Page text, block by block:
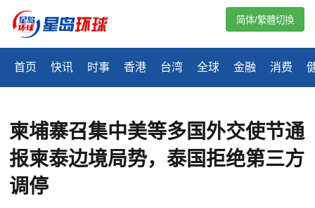
首页 快讯 时事 香港 台湾 全球 金融 消费
简体/繁體切換
柬埔寨召集中美等多国外交使节通
报柬泰边境局势，泰国拒绝第三方
调停